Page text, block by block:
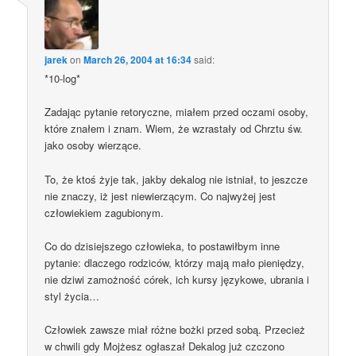
jarekonMarch 26, 2004 at 16:34said:
*10-log*
Zadając pytanie retoryczne, miałem przed oczami osoby,
które znałem i znam. Wiem, że wzrastały od Chrztu św.
jako osoby wierzące.
To, że ktoś żyje tak, jakby dekalog nie istniał, to jeszcze
nie znaczy, iż jest niewierzącym. Co najwyżej jest
człowiekiem zagubionym.
Co do dzisiejszego człowieka, to postawiłbym inne
pytanie: dlaczego rodziców, którzy mają mało pieniędzy,
nie dziwi zamożność córek, ich kursy językowe, ubrania i
styl życia…
Człowiek zawsze miał różne bożki przed sobą. Przecież
w chwili gdy Mojżesz ogłaszał Dekalog już czczono